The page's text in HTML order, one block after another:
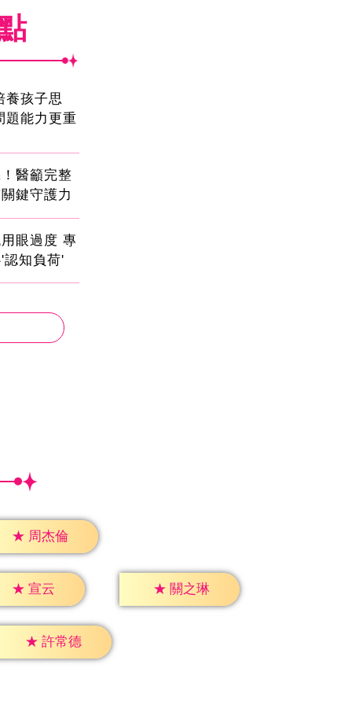
養孩子思
題能力更重
醫籲完整
鍵守護力
眼過度 專
認知負荷'
★ 周杰倫
★ 宣云 ★ 關之琳
★ 許常德